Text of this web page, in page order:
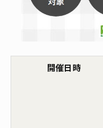
患者さんへのお願い
面会のご案内
開催日時